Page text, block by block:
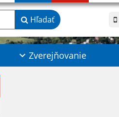
Hľadať
Zverejňovanie